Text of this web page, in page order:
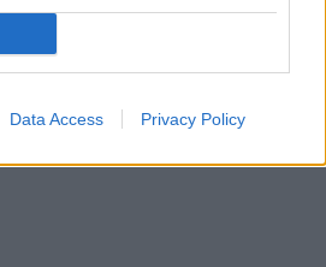
Data Access Privacy Policy